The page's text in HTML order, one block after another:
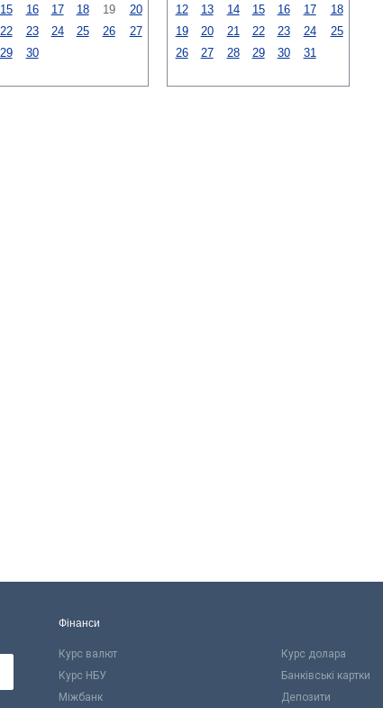
15 16 17 18 19
20
22 23 24 25 26
27
29 30
12
13 14 15 16 17
18
19
20 21 22 23 24
25
26
27 28 29 30 31
Фінанси
Курс валют Курс долара
Курс НБУ
Банківські картки
Міжбанк
Депозити